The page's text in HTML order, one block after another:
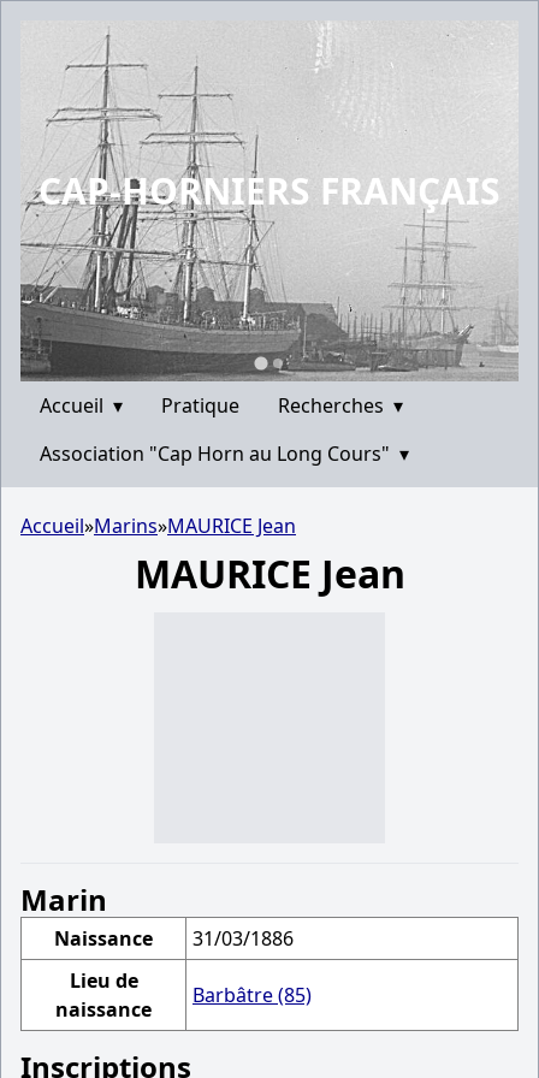
CAP-HORNIERS FRANÇAIS
Accueil ▾ Pratique Recherches ▾
Association "Cap Horn au Long Cours" ▾
Accueil»Marins»MAURICE Jean
MAURICE Jean
Marin
Naissance
31/03/1886
Lieu de
naissance
Barbâtre (85)
Inscriptions